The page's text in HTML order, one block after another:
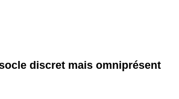
discret mais omniprésent